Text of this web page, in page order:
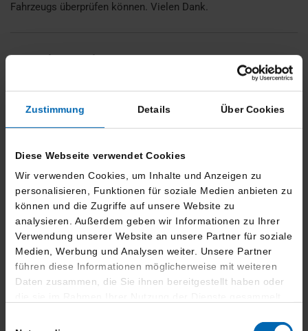
Zustimmung Details Über Cookies
Diese Webseite verwendet Cookies
Wir verwenden Cookies, um Inhalte und Anzeigen zu
personalisieren, Funktionen für soziale Medien anbieten zu
können und die Zugriffe auf unsere Website zu
analysieren. Außerdem geben wir Informationen zu Ihrer
Verwendung unserer Website an unsere Partner für soziale
Medien, Werbung und Analysen weiter. Unsere Partner
führen diese Informationen möglicherweise mit weiteren
Daten zusammen, die Sie ihnen bereitgestellt haben oder
Fahrzeugs überprüfen können. Vielen Dank.
Finanzierung
685,- € 36 Monate 8.186,- €
50.704,- € 46.389,- €
Bearbeitungsgebühr
Effektiver Jahreszins
Sollzinssatz p.A.
3.99 %
BMW Bank GmbH -
Leasing